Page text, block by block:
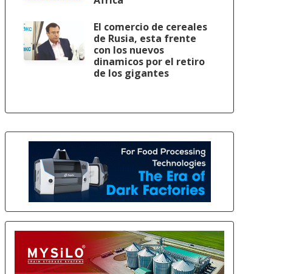
El comercio de cereales
de Rusia, esta frente
con los nuevos
dinamicos por el retiro
de los gigantes